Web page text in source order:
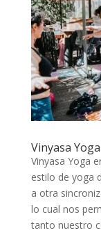
Vinyasa
Vinyasa Yoga
estilo de yoga
a otra
lo cual nos
tanto nuestro